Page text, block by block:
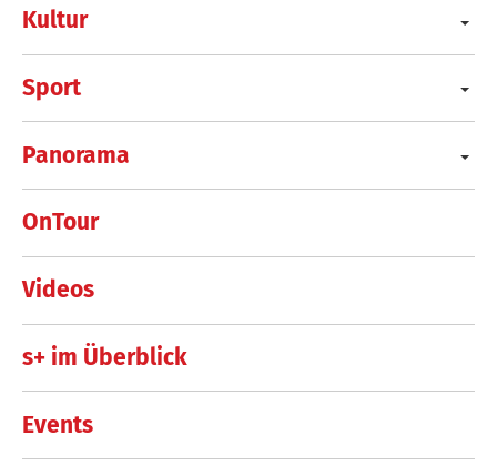
Kultur
Sport
Panorama
OnTour
Videos
s+ im Überblick
Events